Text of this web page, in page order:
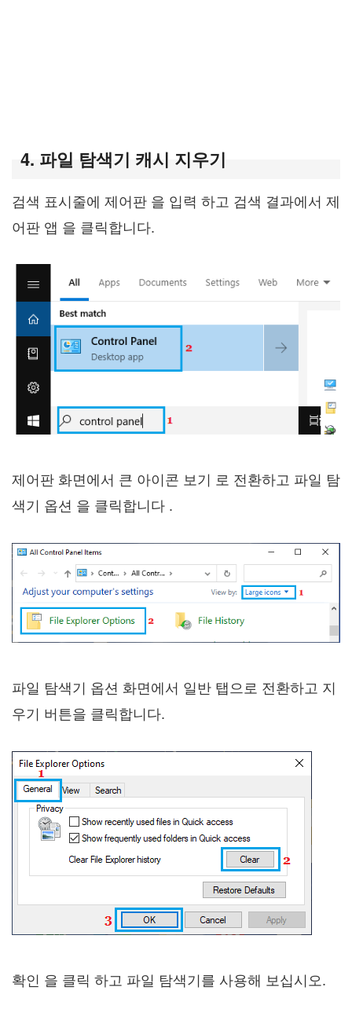
4. 파일 탐색기 캐시 지우기
검색 표시줄에 제어판 을 입력 하고 검색 결과에서 제
어판 앱 을 클릭합니다.
제어판 화면에서 큰 아이콘 보기 로 전환하고 파일 탐
색기 옵션 을 클릭합니다 .
파일 탐색기 옵션 화면에서 일반 탭으로 전환하고 지
우기 버튼을 클릭합니다.
확인 을 클릭 하고 파일 탐색기를 사용해 보십시오.